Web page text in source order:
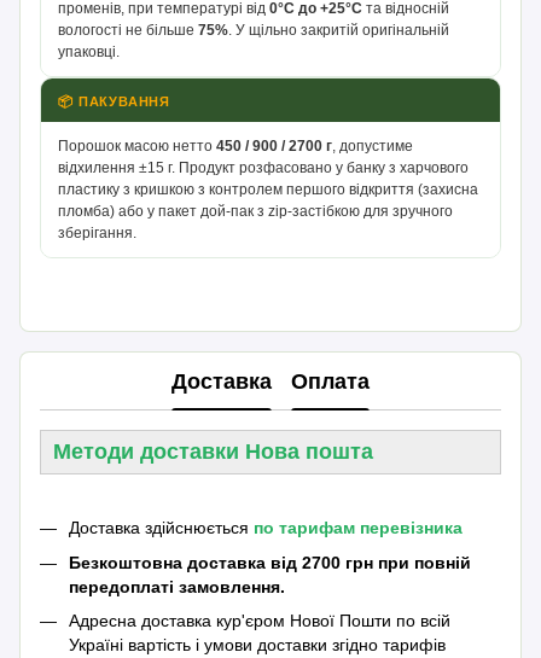
променів, при температурі від0°С до +25°С та відносній
вологості не більше75% . У щільно закритій оригінальній
упаковці.
📦 ПАКУВАННЯ
Порошок масою нетто450 / 900 / 2700 г , допустиме
відхилення ±15 г. Продукт розфасовано у банку з харчового
пластику з кришкою з контролем першого відкриття (захисна
пломба) або у пакет дой-пак з zip-застібкою для зручного
зберігання.
Доставка Оплата
Методи доставки Нова пошта
Доставка здійснюється по тарифам перевізника
Безкоштовна доставка від 2700 грн при повній
передоплаті замовлення.
Адресна доставка кур'єром Нової Пошти по всій
Україні вартість і умови доставки згідно тарифів